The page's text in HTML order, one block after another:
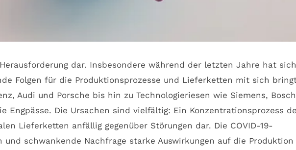
dar. Insbesondere während der letzten Jahre hat sich
Folgen für die Produktionsprozesse und Lieferketten mit sich
Audi und Porsche bis hin zu Technologieriesen wie Siemens,
Engpässe. Die Ursachen sind vielfältig: Ein Konzentrationsprozess
Lieferketten anfällig gegenüber Störungen dar. Die COVID-19-
schwankende Nachfrage starke Auswirkungen auf die Produktion